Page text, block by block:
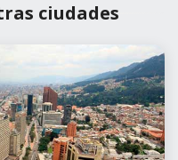
ciudades